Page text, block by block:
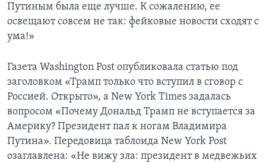
Путиным была еще лучше. К сожалению, ее
освещают совсем не так: фейковые новости сходят с
ума!»
Газета Washington Post опубликовала статью под
заголовком «Трамп только что вступил в сговор с
Россией. Открыто», а New York Times задалась
вопросом «Почему Дональд Трамп не вступается за
Америку? Президент пал к ногам Владимира
Путина». Передовица таблоида New York Post
озаглавлена: «Не вижу зла: президент в медвежьих